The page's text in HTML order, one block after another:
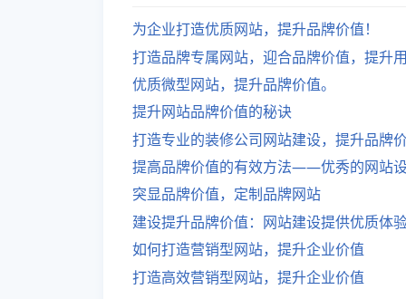
为企业打造优质网站，提升品牌价值！
打造品牌专属网站，迎合品牌价值，提升
优质微型网站，提升品牌价值。
提升网站品牌价值的秘诀
打造专业的装修公司网站建设，提升品牌
提高品牌价值的有效方法——优秀的网站
突显品牌价值，定制品牌网站
建设提升品牌价值：网站建设提供优质体
如何打造营销型网站，提升企业价值
打造高效营销型网站，提升企业价值